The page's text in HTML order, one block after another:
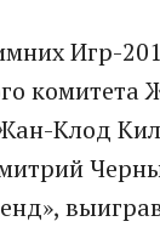
Игр-
комитета
Клод